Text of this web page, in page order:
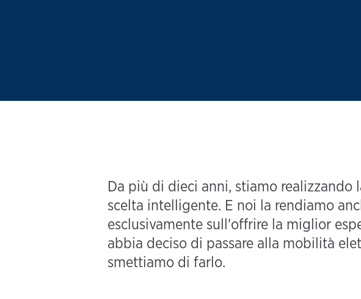
Da più di dieci anni, stiamo
scelta intelligente. E noi la rendiamo
esclusivamente sull'offrire la miglior
abbia deciso di passare alla mobilità
smettiamo di farlo.